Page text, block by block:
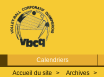
Calendriers
Accueil du site
> Archives >